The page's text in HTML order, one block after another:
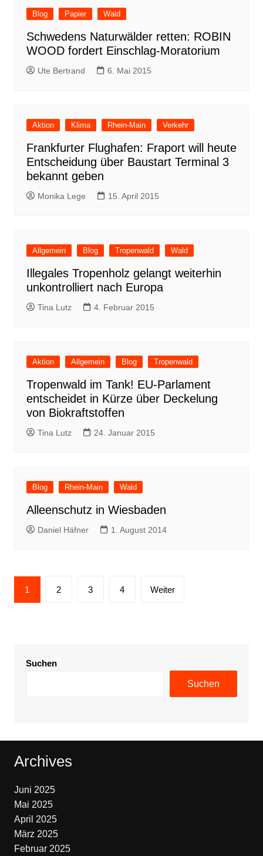
Blog Papier Wald
Schwedens Naturwälder retten: ROBIN
WOOD fordert Einschlag-Moratorium
Ute Bertrand 6. Mai 2015
Aktion Klima Rhein-Main Verkehr
Frankfurter Flughafen: Fraport will heute
Entscheidung über Baustart Terminal 3
bekannt geben
Monika Lege 15. April 2015
Allgemein Blog Tropenwald Wald
Illegales Tropenholz gelangt weiterhin
unkontrolliert nach Europa
Tina Lutz 4. Februar 2015
Aktion Allgemein Blog Tropenwald
Tropenwald im Tank! EU-Parlament
entscheidet in Kürze über Deckelung
von Biokraftstoffen
Tina Lutz 24. Januar 2015
Blog Rhein-Main Wald
Alleenschutz in Wiesbaden
Daniel Häfner 1. August 2014
Seitennummerierung
der
1 2 3 4 Weiter
Suchen
Suchen
Archives
Juni 2025
Mai 2025
April 2025
März 2025
Februar 2025